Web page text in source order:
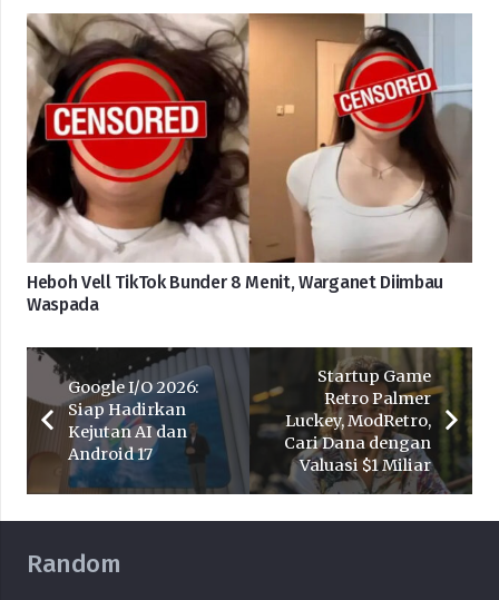
Heboh Vell TikTok Bunder 8 Menit, Warganet Diimbau
Waspada
Google I/O 2026:
Siap Hadirkan
Kejutan AI dan
Android 17
Startup Game
Retro Palmer
Luckey, ModRetro,
Cari Dana dengan
Valuasi $1 Miliar
Random